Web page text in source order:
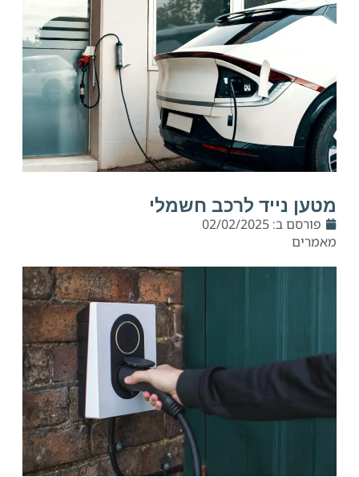
מטען נייד לרכב חשמלי
פורסם ב: 02/02/2025
מאמרים